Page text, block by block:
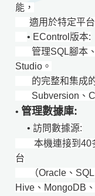
能，
適用於特定平台
• EControl版本:
管理SQL腳本、
Studio。
的完整和集成的
Subversion、
•管理數據庫:
•訪問數據源:
本機連接到40
台
（Oracle、SQL
Hive、MongoDB